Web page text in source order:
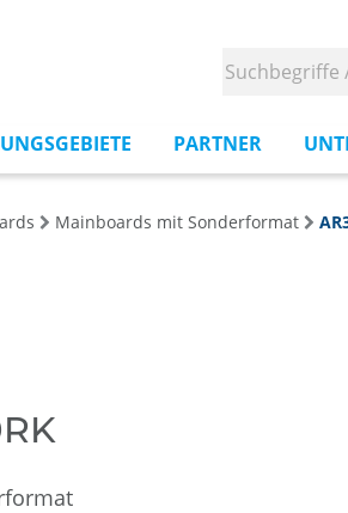
PARTNER
Mainboards mit Sonderformat